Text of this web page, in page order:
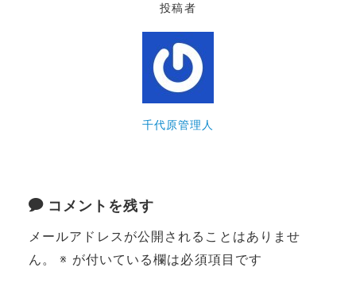
投稿者
千代原管理人
コメントを残す
メールアドレスが公開されることはありませ
ん。
※ が付いている欄は必須項目です